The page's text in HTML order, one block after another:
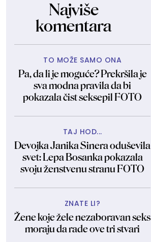
Najviše
komentara
TO MOŽE SAMO ONA
Pa, da li je moguće? Prekršila je
sva modna pravila da bi
pokazala čist seksepil FOTO
TAJ HOD...
Devojka Janika Sinera oduševila
svet: Lepa Bosanka pokazala
svoju ženstvenu stranu FOTO
ZNATE LI?
Žene koje žele nezaboravan seks
moraju da rade ove tri stvari